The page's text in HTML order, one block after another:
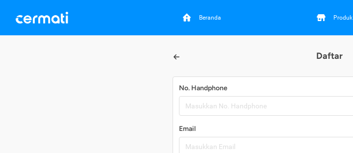
Beranda Produk
Daftar
No. Handphone
Email